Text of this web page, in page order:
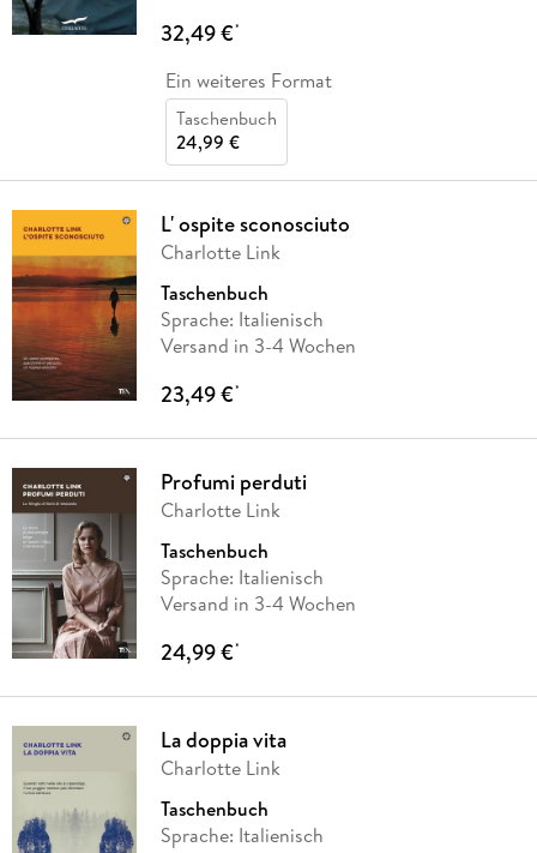
32,49 €*
Ein weiteres Format
Taschenbuch
24,99 €
L' ospite sconosciuto
Charlotte Link
Taschenbuch
Sprache: Italienisch
Versand in 3-4 Wochen
23,49 €*
Profumi perduti
Charlotte Link
Taschenbuch
Sprache: Italienisch
Versand in 3-4 Wochen
24,99 €*
La doppia vita
Charlotte Link
Taschenbuch
Sprache: Italienisch